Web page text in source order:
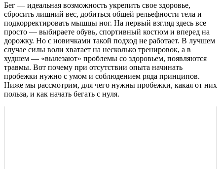
Бег — идеальная возможность укрепить свое здоровье,
сбросить лишний вес, добиться общей рельефности тела и
подкорректировать мышцы ног. На первый взгляд здесь все
просто — выбираете обувь, спортивный костюм и вперед на
дорожку. Но с новичками такой подход не работает. В лучшем
случае силы воли хватает на несколько тренировок, а в
худшем — «вылезают» проблемы со здоровьем, появляются
травмы. Вот почему при отсутствии опыта начинать
пробежки нужно с умом и соблюдением ряда принципов.
Ниже мы рассмотрим, для чего нужны пробежки, какая от них
польза, и как начать бегать с нуля.